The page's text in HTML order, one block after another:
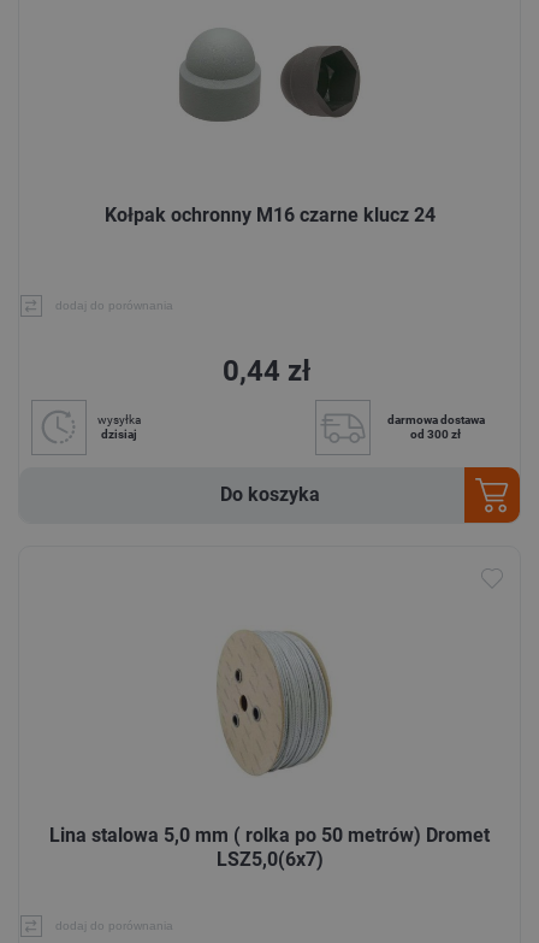
Kołpak ochronny M16 czarne klucz 24
dodaj do porównania
0,44 zł
wysyłka
dzisiaj
darmowa dostawa
od 300 zł
Do koszyka
Lina stalowa 5,0 mm ( rolka po 50 metrów) Dromet
LSZ5,0(6x7)
dodaj do porównania